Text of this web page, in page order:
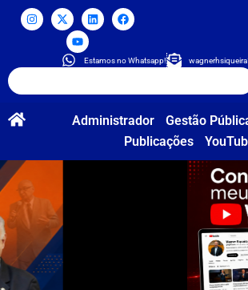
Estamos no Whatsapp!
Administrador
Gestão
Publicações